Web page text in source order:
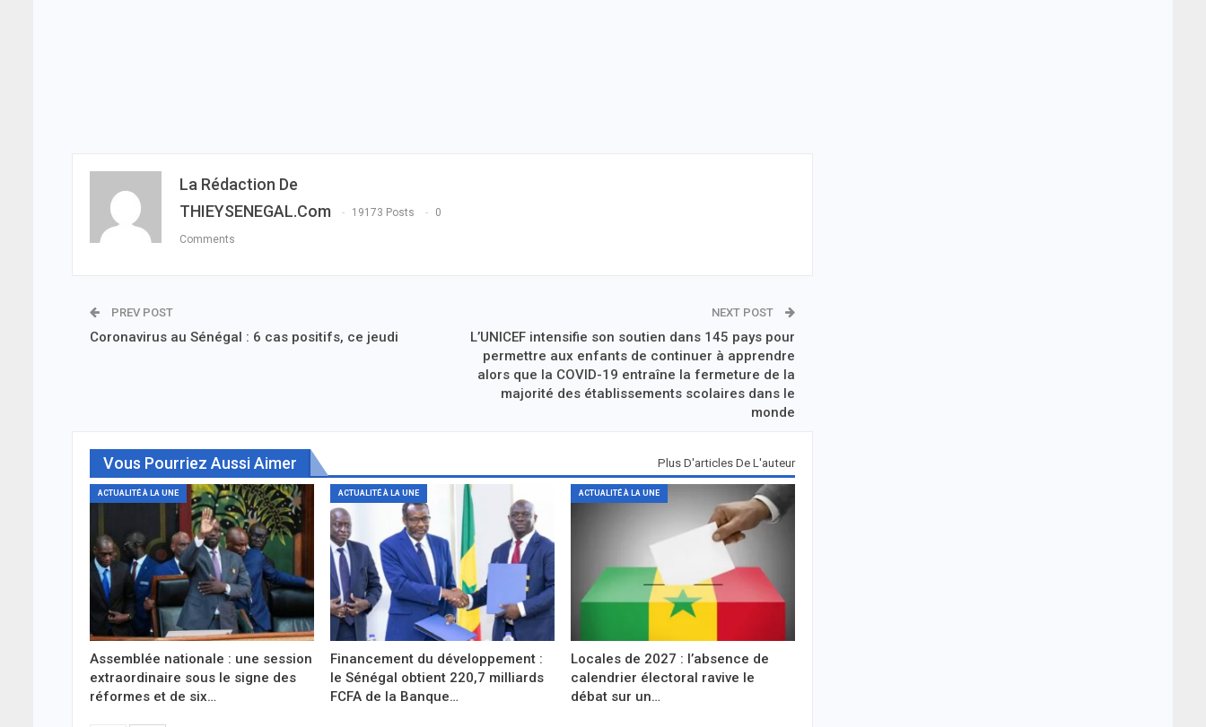
La Rédaction De
THIEYSENEGAL.com
19173 Posts 0
Comments
PREV POST
Coronavirus au Sénégal : 6 cas positifs, ce jeudi
NEXT POST
L’UNICEF intensifie son soutien dans 145 pays pour
permettre aux enfants de continuer à apprendre
alors que la COVID-19 entraîne la fermeture de la
majorité des établissements scolaires dans le
monde
Vous Pourriez Aussi Aimer Plus D'articles De L'auteur
ACTUALITÉ À LA UNE
Assemblée nationale : une session
extraordinaire sous le signe des
réformes et de six…
ACTUALITÉ À LA UNE
Financement du développement :
le Sénégal obtient 220,7 milliards
FCFA de la Banque…
ACTUALITÉ À LA UNE
Locales de 2027 : l’absence de
calendrier électoral ravive le
débat sur un…